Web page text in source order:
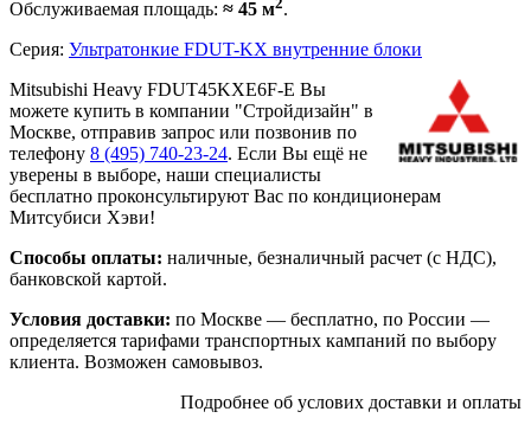
Обслуживаемая площадь: ≈ 45 м .
Серия: Ультратонкие FDUT-KX внутренние блоки
Mitsubishi Heavy FDUT45KXE6F-E Вы
можете купить в компании "Стройдизайн" в
Москве, отправив запрос или позвонив по
телефону 8 (495) 740-23-24. Если Вы ещё не
уверены в выборе, наши специалисты
бесплатно проконсультируют Вас по кондиционерам
Митсубиси Хэви!
Способы оплаты: наличные, безналичный расчет (с НДС),
банковской картой.
Условия доставки: по Москве — бесплатно, по России —
определяется тарифами транспортных кампаний по выбору
клиента. Возможен самовывоз.
Подробнее об услових доставки и оплаты